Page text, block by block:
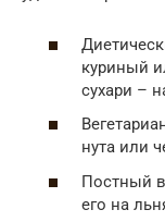
куриный
сухари –
нута или
Постный
его на